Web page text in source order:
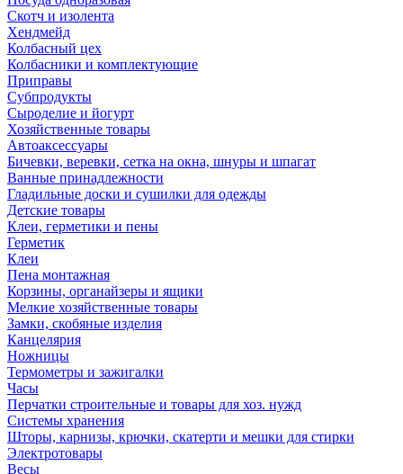
Скотч и изолента
Хендмейд
Колбасный цех
Колбасники и комплектующие
Приправы
Субпродукты
Сыроделие и йогурт
Хозяйственные товары
Автоаксессуары
Бичевки, веревки, сетка на окна, шнуры и шпагат
Ванные принадлежности
Гладильные доски и сушилки для одежды
Детские товары
Клеи, герметики и пены
Герметик
Клеи
Пена монтажная
Корзины, органайзеры и ящики
Мелкие хозяйственные товары
Замки, скобяные изделия
Канцелярия
Ножницы
Термометры и зажигалки
Часы
Перчатки строительные и товары для хоз. нужд
Системы хранения
Шторы, карнизы, крючки, скатерти и мешки для стирки
Электротовары
Весы